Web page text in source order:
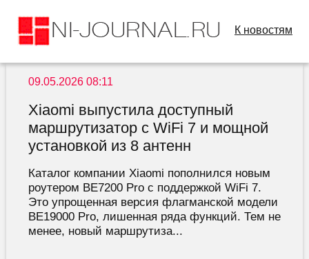
К новостям
09.05.2026 08:11
Xiaomi выпустила доступный
маршрутизатор с WiFi 7 и мощной
установкой из 8 антенн
Каталог компании Xiaomi пополнился новым
роутером BE7200 Pro с поддержкой WiFi 7.
Это упрощенная версия флагманской модели
BE19000 Pro, лишенная ряда функций. Тем не
менее, новый маршрутиза...